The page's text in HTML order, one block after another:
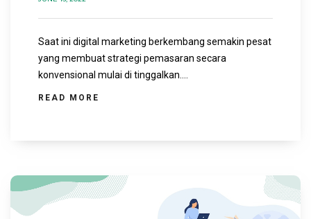
Saat ini digital marketing berkembang semakin pesat
yang membuat strategi pemasaran secara
konvensional mulai di tinggalkan....
READ MORE